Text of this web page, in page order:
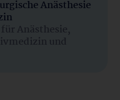
Anästhesie
Anästhesie,
und